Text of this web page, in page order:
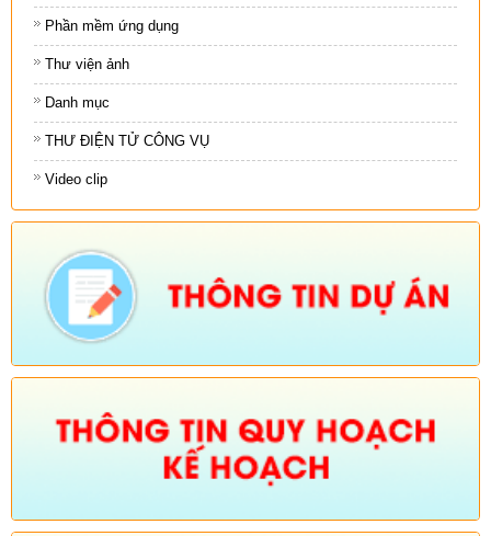
Phần mềm ứng dụng
Thư viện ảnh
Danh mục
THƯ ĐIỆN TỬ CÔNG VỤ
Video clip